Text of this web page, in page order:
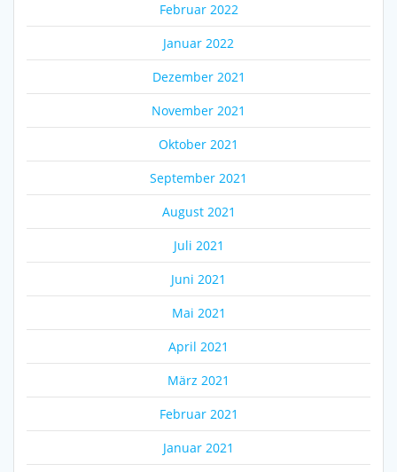
Februar 2022
Januar 2022
Dezember 2021
November 2021
Oktober 2021
September 2021
August 2021
Juli 2021
Juni 2021
Mai 2021
April 2021
März 2021
Februar 2021
Januar 2021